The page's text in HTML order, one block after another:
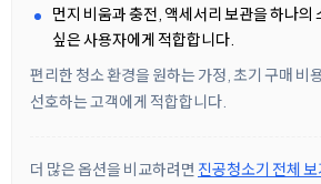
먼지 비움과 충전, 액세서리 보관을 하나의
싶은 사용자에게 적합합니다.
편리한 청소 환경을 원하는 가정, 초기 구매 비
선호하는 고객에게 적합합니다.
더 많은 옵션을 비교하려면 진공청소기 전체 보